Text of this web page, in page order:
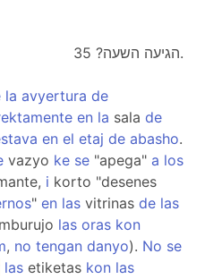
הגיעה השעה? 35.
la avyertura de
en la sala de
en el etaj de abasho.
vazyo ke se "apega" a los
i korto "desenes
" en las vitrinas de las
las oras kon
, no tengan danyo). No se
las etiketas kon las